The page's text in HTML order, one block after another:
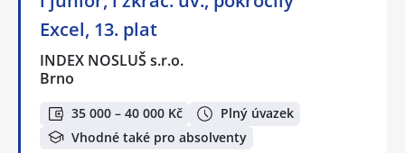
Excel, 13. plat
INDEX NOSLUŠ s.r.o.
Brno
35 000 – 40 000 Kč
Plný úvazek
Vhodné také pro absolventy